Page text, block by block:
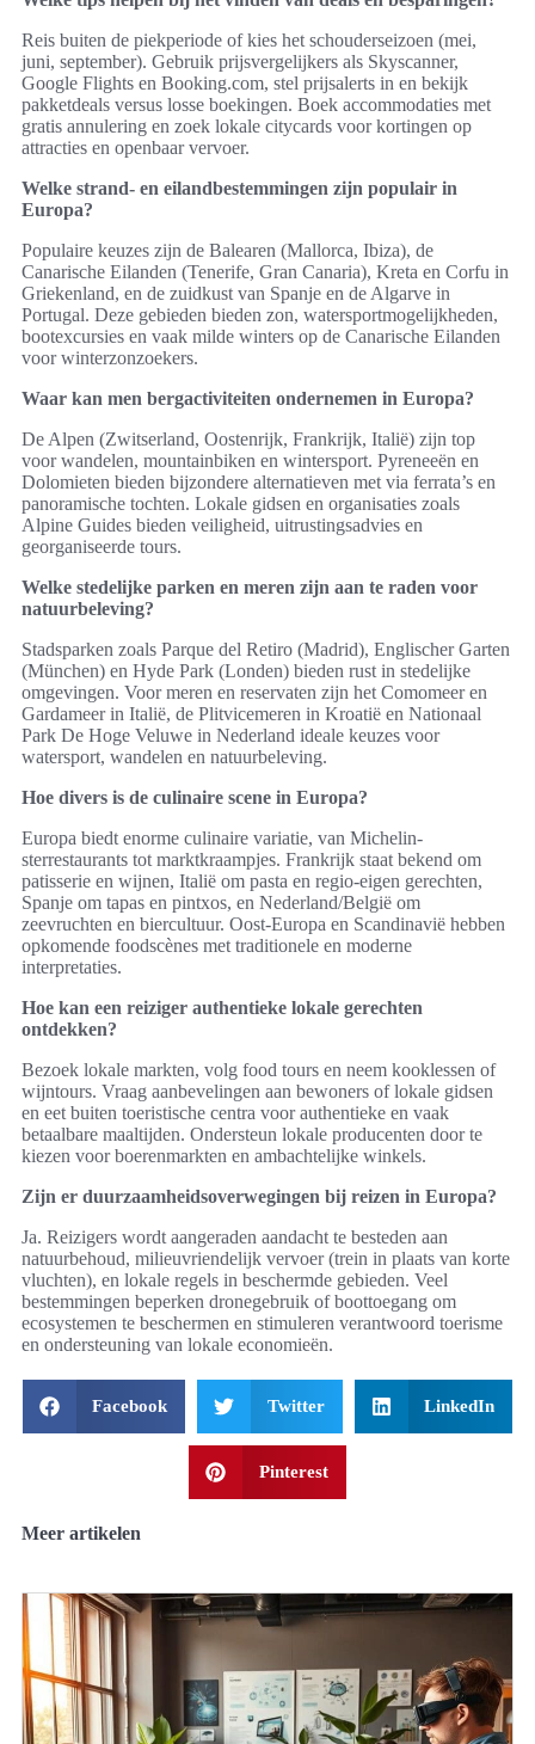
Reis buiten de piekperiode of kies het schouderseizoen (mei,
juni, september). Gebruik prijsvergelijkers als Skyscanner,
Google Flights en Booking.com, stel prijsalerts in en bekijk
pakketdeals versus losse boekingen. Boek accommodaties met
gratis annulering en zoek lokale citycards voor kortingen op
attracties en openbaar vervoer.
Welke strand- en eilandbestemmingen zijn populair in
Europa?
Populaire keuzes zijn de Balearen (Mallorca, Ibiza), de
Canarische Eilanden (Tenerife, Gran Canaria), Kreta en Corfu in
Griekenland, en de zuidkust van Spanje en de Algarve in
Portugal. Deze gebieden bieden zon, watersportmogelijkheden,
bootexcursies en vaak milde winters op de Canarische Eilanden
voor winterzonzoekers.
Waar kan men bergactiviteiten ondernemen in Europa?
De Alpen (Zwitserland, Oostenrijk, Frankrijk, Italië) zijn top
voor wandelen, mountainbiken en wintersport. Pyreneeën en
Dolomieten bieden bijzondere alternatieven met via ferrata’s en
panoramische tochten. Lokale gidsen en organisaties zoals
Alpine Guides bieden veiligheid, uitrustingsadvies en
georganiseerde tours.
Welke stedelijke parken en meren zijn aan te raden voor
natuurbeleving?
Stadsparken zoals Parque del Retiro (Madrid), Englischer Garten
(München) en Hyde Park (Londen) bieden rust in stedelijke
omgevingen. Voor meren en reservaten zijn het Comomeer en
Gardameer in Italië, de Plitvicemeren in Kroatië en Nationaal
Park De Hoge Veluwe in Nederland ideale keuzes voor
watersport, wandelen en natuurbeleving.
Hoe divers is de culinaire scene in Europa?
Europa biedt enorme culinaire variatie, van Michelin-
sterrestaurants tot marktkraampjes. Frankrijk staat bekend om
patisserie en wijnen, Italië om pasta en regio-eigen gerechten,
Spanje om tapas en pintxos, en Nederland/België om
zeevruchten en biercultuur. Oost-Europa en Scandinavië hebben
opkomende foodscènes met traditionele en moderne
interpretaties.
Hoe kan een reiziger authentieke lokale gerechten
ontdekken?
Bezoek lokale markten, volg food tours en neem kooklessen of
wijntours. Vraag aanbevelingen aan bewoners of lokale gidsen
en eet buiten toeristische centra voor authentieke en vaak
betaalbare maaltijden. Ondersteun lokale producenten door te
kiezen voor boerenmarkten en ambachtelijke winkels.
Zijn er duurzaamheidsoverwegingen bij reizen in Europa?
Ja. Reizigers wordt aangeraden aandacht te besteden aan
natuurbehoud, milieuvriendelijk vervoer (trein in plaats van korte
vluchten), en lokale regels in beschermde gebieden. Veel
bestemmingen beperken dronegebruik of boottoegang om
ecosystemen te beschermen en stimuleren verantwoord toerisme
en ondersteuning van lokale economieën.
Facebook Twitter LinkedIn
Pinterest
Meer artikelen